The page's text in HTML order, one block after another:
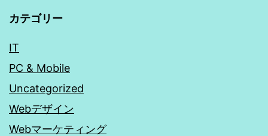
カテゴリー
IT
PC & Mobile
Uncategorized
Webデザイン
Webマーケティング